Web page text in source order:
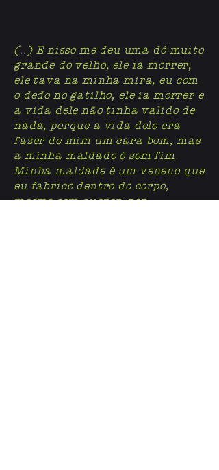
(...) E nisso me deu uma dó muito
grande do velho, ele ia morrer,
ele tava na minha mira, eu com
o dedo no gatilho, ele ia morrer e
a vida dele não tinha valido de
nada, porque a vida dele era
fazer de mim um cara bom, mas
a minha maldade é sem fim.
Minha maldade é um veneno que
eu fabrico dentro do corpo,
mesmo sem querer, por